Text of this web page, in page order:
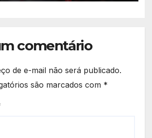
comentário
de e-mail não será publicado.
são marcados com *